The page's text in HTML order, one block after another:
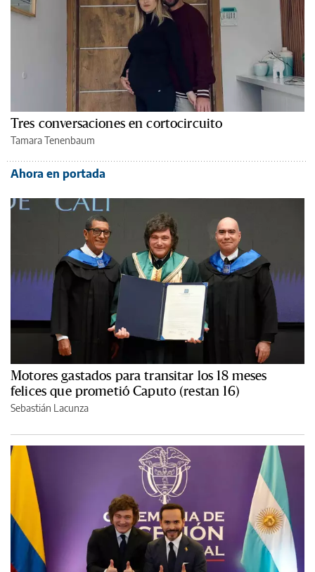
Tres conversaciones en cortocircuito
Tamara Tenenbaum
Ahora en portada
Motores gastados para transitar los 18 meses
felices que prometió Caputo (restan 16)
Sebastián Lacunza